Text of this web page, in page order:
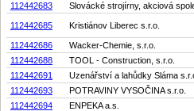
112442683
Slovácké strojírny, akciová
112442685 Kristiánov Liberec s.r.o.
112442686
Wacker-Chemie, s.r.o.
112442688
TOOL - Construction, s.r.o.
112442691
Uzenářství a lahůdky Sláma
112442693
POTRAVINY VYSOČINA s.r.o.
112442694
ENPEKA a.s.